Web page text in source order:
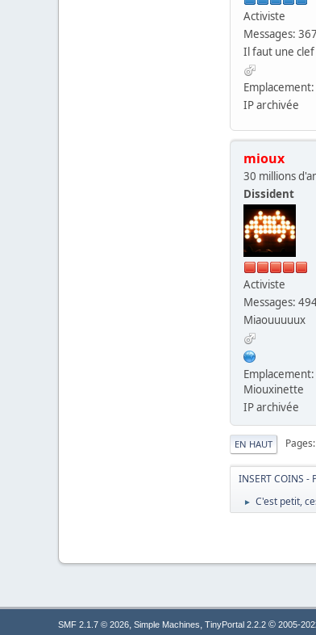
Activiste
Messages:
Il faut une
Emplacement:
IP archivée
mioux
30 millions
Dissident
Activiste
Messages:
Miaouuuuux
Miouxinette
IP archivée
EN HAUT Pages
INSERT COINS -
► C'est petit,
SMF 2.1.7 © 2026, Simple Machines, TinyPortal 2.2.2 © 2005-